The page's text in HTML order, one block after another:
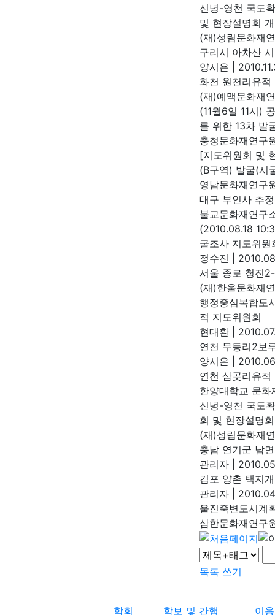
신녕-영천 국도
및 현장설명회
(재)성림문화재
구리시 아차산
양시은
화천 원천리유
(재)예맥문화재
(11월6일 11시)
를 위한 13차 발
충청문화재연구
[지도위원회 및
(B구역) 발굴(시
영남문화재연구
대구 부인사 추
불교문화재연구
(2010.08.18
굴조사 지도위
정수진
서울 종로 청진
(재)한울문화재
행정중심복합도
적 지도위원회
현대환
연천 무등리2보
양시은
연천 삼곶리유
한양대학교 문
신녕-영천 국도
회 및 현장설명회
(재)성림문화재
충남 연기군 남
관리자
김포 양촌 택지
관리자
울진죽변도시계
삼한문화재연구
목록 쓰기
학회
학보 및 간행
이용